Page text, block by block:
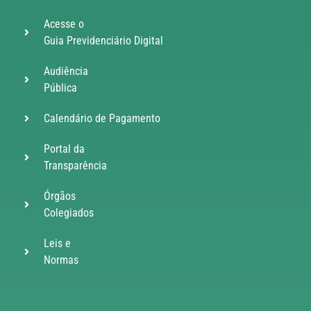
Acesse o
Guia Previdenciário Digital
Audiência
Pública
Calendário de Pagamento
Portal da
Transparência
Órgãos
Colegiados
Leis e
Normas